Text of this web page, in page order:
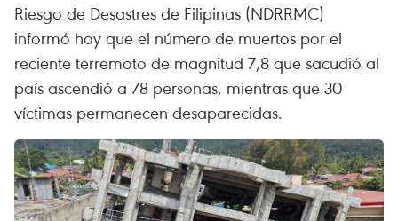
Riesgo de Desastres de Filipinas (NDRRMC)
informó hoy que el número de muertos por el
reciente terremoto de magnitud 7,8 que sacudió al
país ascendió a 78 personas, mientras que 30
víctimas permanecen desaparecidas.